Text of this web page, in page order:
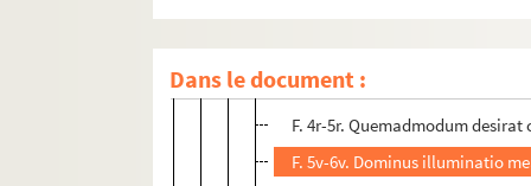
Dans le document :F. 3. Quam dilecta tabernacula
F. 4r-5r. Quemadmodum desirat
F. 5v-6v. Dominus illuminatio